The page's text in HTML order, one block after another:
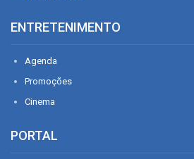
ENTRETENIMENTO
Agenda
Promoções
Cinema
PORTAL